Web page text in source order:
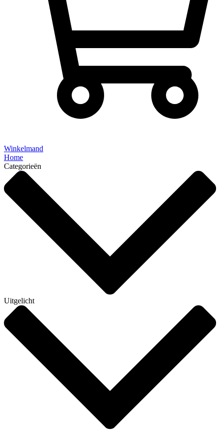
Winkelmand
Home
Categorieën
Uitgelicht